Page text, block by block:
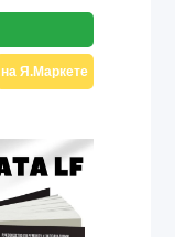
на Я.Маркете